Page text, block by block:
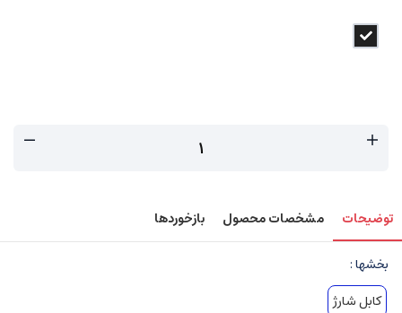
توضیحات مشخصات محصول بازخوردها
بخشها :
کابل شارژ